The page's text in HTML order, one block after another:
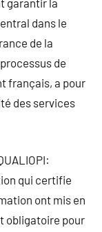
dans le
de la
de
français, a pour
des services
qui certifie
ont mis en
obligatoire pour